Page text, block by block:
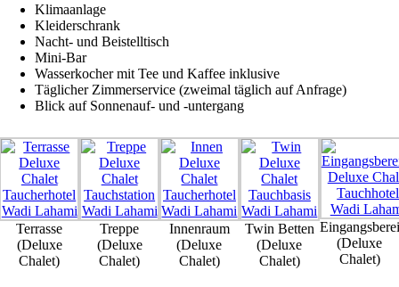
Klimaanlage
Kleiderschrank
Nacht- und Beistelltisch
Mini-Bar
Wasserkocher mit Tee und Kaffee inklusive
Täglicher Zimmerservice (zweimal täglich auf Anfrage)
Blick auf Sonnenauf- und -untergang
Terrasse
(Deluxe
Chalet)
Treppe
(Deluxe
Chalet)
Innenraum
(Deluxe
Chalet)
Twin Betten
(Deluxe
Chalet)
(Deluxe
Chalet)